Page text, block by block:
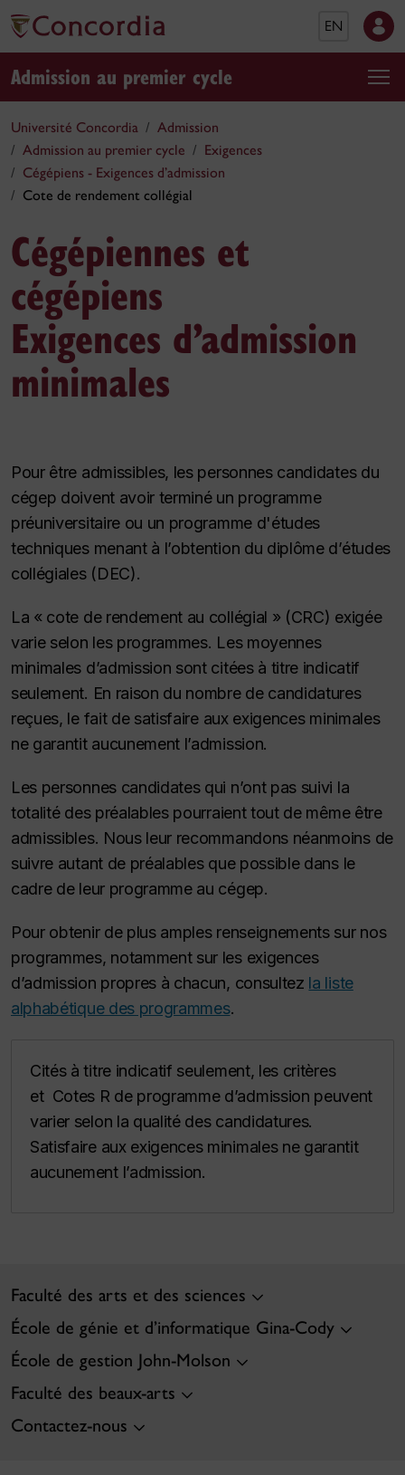
EN
Admission au premier cycle
Université Concordia
Admission
Admission au premier cycle
Exigences
Cégépiens - Exigences d’admission
Cote de rendement collégial
Cégépiennes et
cégépiens
Exigences d’admission
minimales
Pour être admissibles, les personnes candidates du
cégep doivent avoir terminé un programme
préuniversitaire ou un programme d'études
techniques menant à l’obtention du diplôme d’études
collégiales (DEC).
La « cote de rendement au collégial » (CRC) exigée
varie selon les programmes. Les moyennes
minimales d’admission sont citées à titre indicatif
seulement. En raison du nombre de candidatures
reçues, le fait de satisfaire aux exigences minimales
ne garantit aucunement l’admission.
Les personnes candidates qui n’ont pas suivi la
totalité des préalables pourraient tout de même être
admissibles. Nous leur recommandons néanmoins de
suivre autant de préalables que possible dans le
cadre de leur programme au cégep.
Pour obtenir de plus amples renseignements sur nos
programmes, notamment sur les exigences
d’admission propres à chacun, consultez la liste
alphabétique des programmes.
Cités à titre indicatif seulement, les critères
et Cotes R de programme d’admission peuvent
varier selon la qualité des candidatures.
Satisfaire aux exigences minimales ne garantit
aucunement l’admission.
Faculté des arts et des sciences
École de génie et d’informatique Gina-Cody
École de gestion John-Molson
Faculté des beaux-arts
Contactez-nous